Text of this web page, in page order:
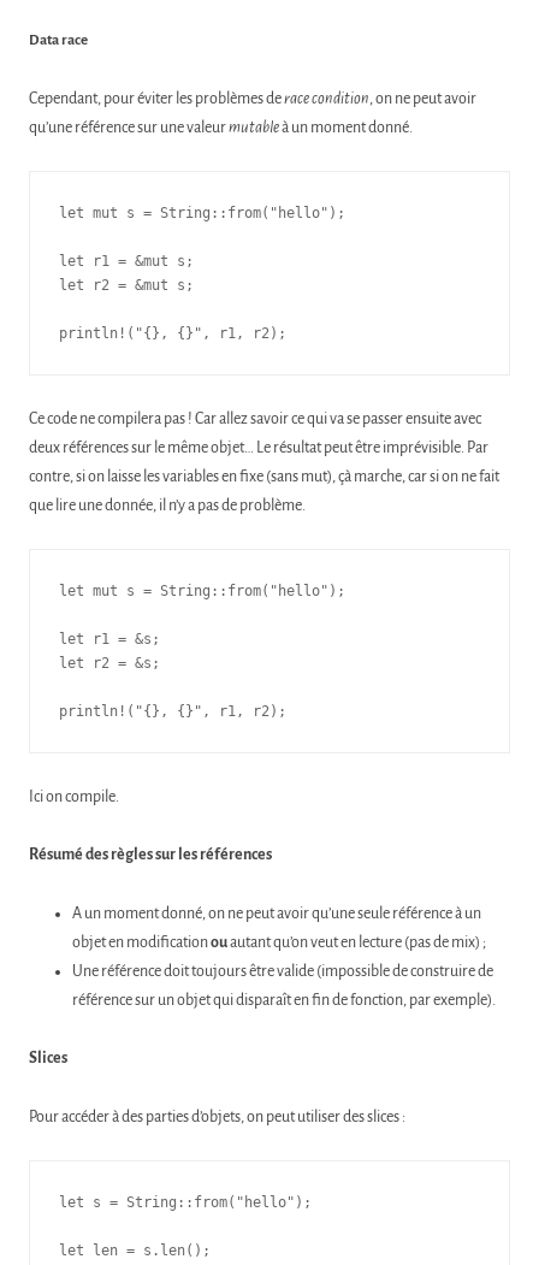
Data race
Cependant, pour éviter les problèmes derace condition, on ne peut avoir
qu’une référence sur une valeurmutableà un moment donné.
let mut s = String::from("hello");
let r1 = &mut s;
let r2 = &mut s;
println!("{}, {}", r1, r2);
Ce code ne compilera pas ! Car allez savoir ce qui va se passer ensuite avec
deux références sur le même objet… Le résultat peut être imprévisible. Par
contre, si on laisse les variables en fixe (sans mut), çà marche, car si on ne fait
que lire une donnée, il n’y a pas de problème.
let mut s = String::from("hello");
let r1 = &s;
let r2 = &s;
println!("{}, {}", r1, r2);
Ici on compile.
Résumé des règles sur les références
A un moment donné, on ne peut avoir qu’une seule référence à un
objet en modificationouautant qu’on veut en lecture (pas de mix) ;
Une référence doit toujours être valide (impossible de construire de
référence sur un objet qui disparaît en fin de fonction, par exemple).
Slices
Pour accéder à des parties d’objets, on peut utiliser des slices :
let s = String::from("hello");
let len = s.len();